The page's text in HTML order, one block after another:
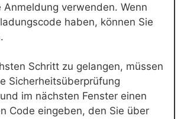
Anmeldung verwenden. Wenn
haben, können Sie
Schritt zu gelangen, müssen
Sicherheitsüberprüfung
im nächsten Fenster einen
Code eingeben, den Sie über